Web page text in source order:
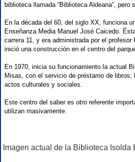
biblioteca llamada “Biblioteca Aldeana”,
En la década del 60, del siglo XX, funciona
Enseñanza Media Manuel José Caicedo.
carrera 11, y era administrada por el
inició una construcción en el centro del
En 1970, inicia su funcionamiento la actual
Misas, con el servicio de préstamo de
actos culturales y sociales.
Este centro del saber es otro referente
utilizan masivamente.
Imagen actual de la Biblioteca